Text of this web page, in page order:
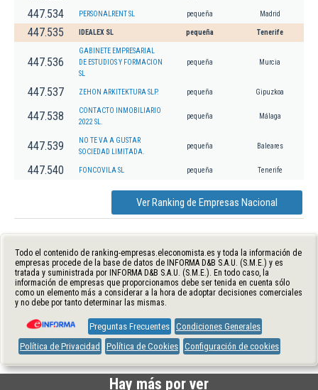
447.534 PERSONALRENT SL pequeña Madrid
447.535 IDEALEX SL pequeña Tenerife
447.536
GABINETE EMPRESARIAL
DE ESTUDIOS Y FORMACION
SL
pequeña Murcia
447.537 ZEHON ARKITEKTURA SLP. pequeña Gipuzkoa
447.538
CONTACTO INMOBILIARIO
2022 SL.
pequeña Málaga
447.539
NO TE VA A GUSTAR
SOCIEDAD LIMITADA.
pequeña Baleares
447.540 FONCOVILA SL pequeña Tenerife
Ver Ranking de Empresas Nacional
Todo el contenido de ranking-empresas.eleconomista.es y toda la información de
empresas procede de la base de datos de INFORMA D&B S.A.U. (S.M.E.) y es
tratada y suministrada por INFORMA D&B S.A.U. (S.M.E.). En todo caso, la
información de empresas que proporcionamos debe ser tenida en cuenta sólo
como un elemento más a considerar a la hora de adoptar decisiones comerciales
y no debe por tanto determinar las mismas.
Preguntas Frecuentes Condiciones Generales
Política de Privacidad
Política de Cookies Configuración de cookies
Hay más por ver